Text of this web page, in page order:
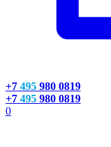
+7 495 980 0819
+7 495 980 0819
0